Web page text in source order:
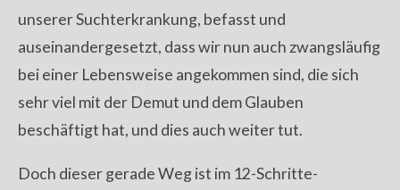
unserer Suchterkrankung, befasst und
auseinandergesetzt, dass wir nun auch zwangsläufig
bei einer Lebensweise angekommen sind, die sich
sehr viel mit der Demut und dem Glauben
beschäftigt hat, und dies auch weiter tut.
Doch dieser gerade Weg ist im 12-Schritte-